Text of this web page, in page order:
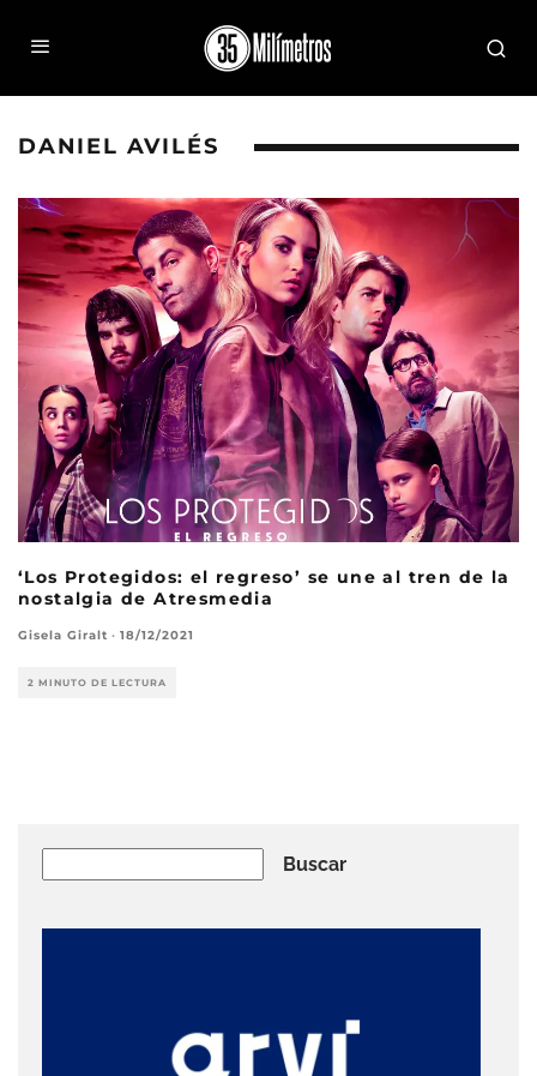
DANIEL AVILÉS
‘Los Protegidos: el regreso’ se une al tren de la
nostalgia de Atresmedia
Gisela Giralt · 18/12/2021
2 MINUTO DE LECTURA
Buscar